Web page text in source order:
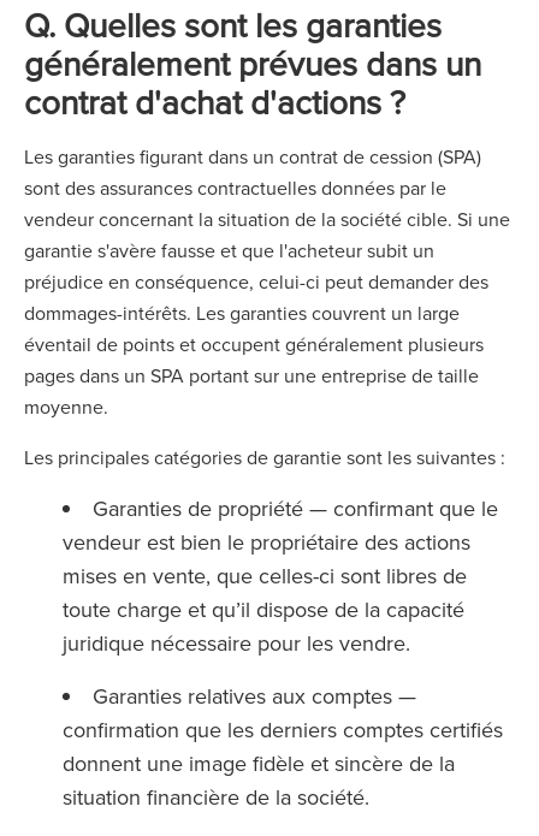
Q. Quelles sont les garanties
généralement prévues dans un
contrat d'achat d'actions ?
Les garanties figurant dans un contrat de cession (SPA)
sont des assurances contractuelles données par le
vendeur concernant la situation de la société cible. Si une
garantie s'avère fausse et que l'acheteur subit un
préjudice en conséquence, celui-ci peut demander des
dommages-intérêts. Les garanties couvrent un large
éventail de points et occupent généralement plusieurs
pages dans un SPA portant sur une entreprise de taille
moyenne.
Les principales catégories de garantie sont les suivantes :
Garanties de propriété — confirmant que le
vendeur est bien le propriétaire des actions
mises en vente, que celles-ci sont libres de
toute charge et qu’il dispose de la capacité
juridique nécessaire pour les vendre.
Garanties relatives aux comptes —
confirmation que les derniers comptes certifiés
donnent une image fidèle et sincère de la
situation financière de la société.